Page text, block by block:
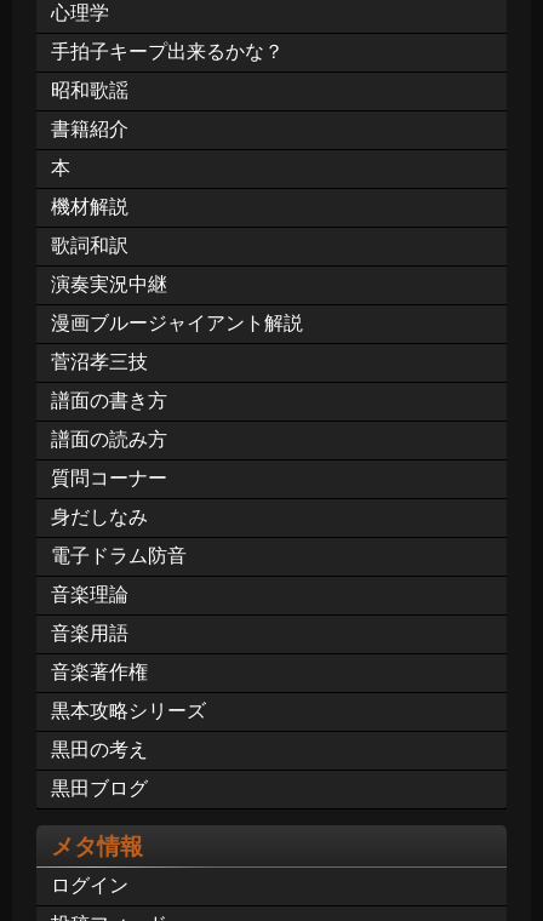
心理学
手拍子キープ出来るかな？
昭和歌謡
書籍紹介
本
機材解説
歌詞和訳
演奏実況中継
漫画ブルージャイアント解説
菅沼孝三技
譜面の書き方
譜面の読み方
質問コーナー
身だしなみ
電子ドラム防音
音楽理論
音楽用語
音楽著作権
黒本攻略シリーズ
黒田の考え
黒田ブログ
メタ情報
ログイン